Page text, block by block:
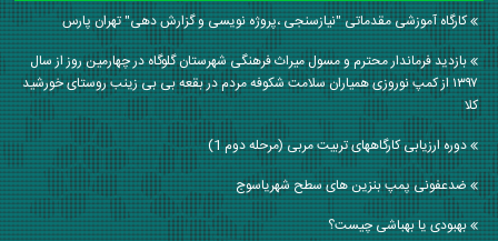
کارگاه آموزشی مقدماتی "نیازسنجی ،پروژه نویسی و گزارش دهی" تهران پارس
بازدید فرماندار محترم و مسول میراث فرهنگی شهرستان گلوگاه در چهارمین روز از سال
۱۳۹۷ از کمپ نوروزی همیاران سلامت شکوفه مردم در بقعه بی بی زینب روستای خورشید
کلا
دوره ارزیابی کارگاههای تربیت مربی (مرحله دوم 1)
ضدعفونی پمپ بنزین های سطح شهریاسوج
بهبودی یا بهباشی چیست؟